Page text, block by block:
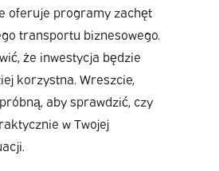
oferuje programy zachęt
transportu biznesowego.
że inwestycja będzie
korzystna. Wreszcie,
aby sprawdzić, czy
w Twojej